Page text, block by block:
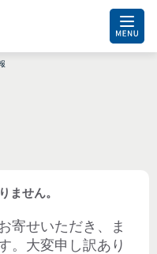
ません。
寄せいただき、ま
。大変申し訳あり